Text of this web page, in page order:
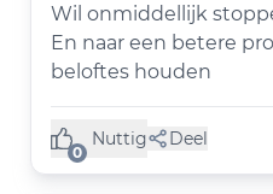
Wil onmiddellijk
En naar een betere
beloftes houden
0
Nuttig
(0 like) Deel